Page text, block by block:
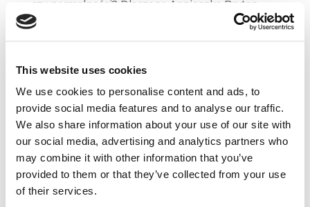
This website uses cookies
We use cookies to personalise content and ads, to
provide social media features and to analyse our traffic.
We also share information about your use of our site with
our social media, advertising and analytics partners who
may combine it with other information that you’ve
provided to them or that they’ve collected from your use
of their services.
czy normalności? Dlaczego Agnieszka Brytan
Jędrzejowska mówi, że „przyszłość jest kobietą”?
na decyzje konsumenckie? Jakie...
Dane kontaktowe